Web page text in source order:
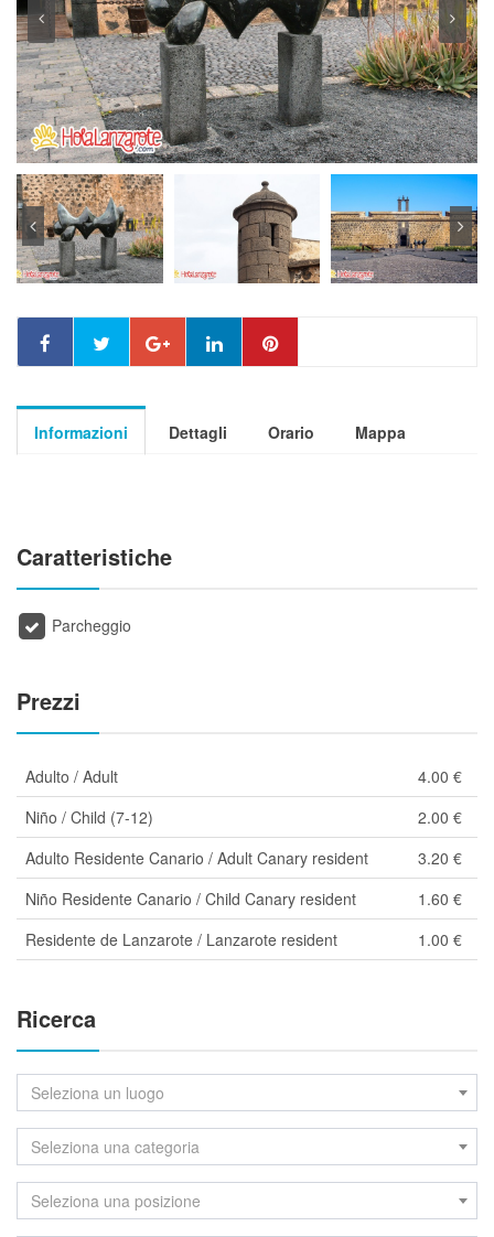
Informazioni Dettagli Orario Mappa
Caratteristiche
Parcheggio
Prezzi
Adulto / Adult
4.00 €
Niño / Child (7-12)
2.00 €
Adulto Residente Canario / Adult Canary resident
3.20 €
Niño Residente Canario / Child Canary resident
1.60 €
Residente de Lanzarote / Lanzarote resident
1.00 €
Ricerca
Seleziona un luogo
Seleziona una categoria
Seleziona una posizione